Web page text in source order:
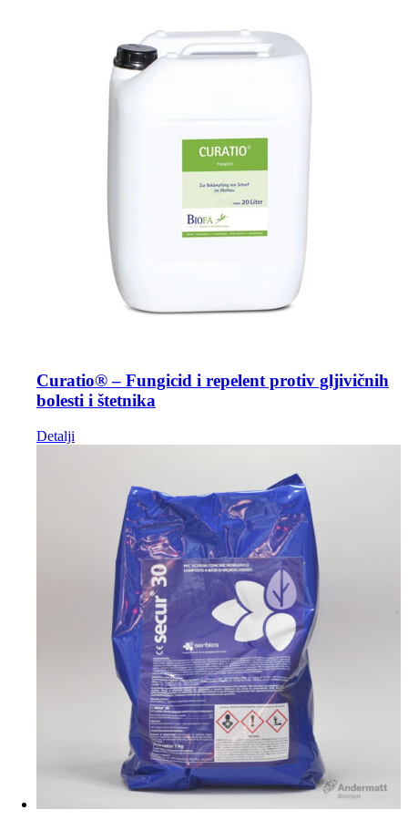
Curatio® – Fungicid i repelent protiv gljivičnih
bolesti i štetnika
Detalji